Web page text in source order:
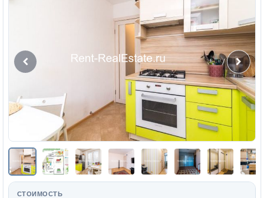
СТОИМОСТЬ